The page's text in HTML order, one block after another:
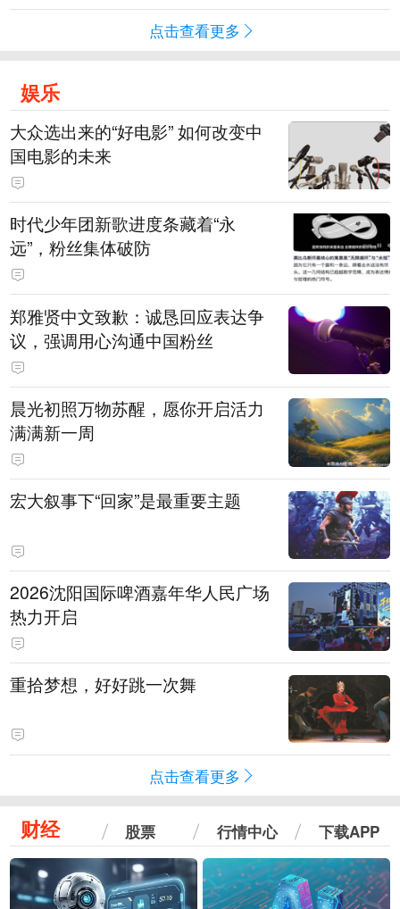
点击查看更多
娱乐
大众选出来的“好电影” 如何改变中
国电影的未来
时代少年团新歌进度条藏着“永
远”，粉丝集体破防
郑雅贤中文致歉：诚恳回应表达争
议，强调用心沟通中国粉丝
晨光初照万物苏醒，愿你开启活力
满满新一周
宏大叙事下“回家”是最重要主题
2026沈阳国际啤酒嘉年华人民广场
热力开启
重拾梦想，好好跳一次舞
点击查看更多
财经 股票 行情中心 下载APP